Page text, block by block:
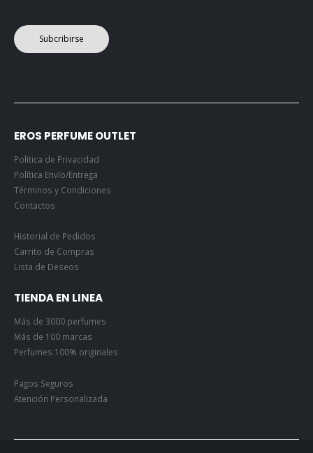
Subcribirse
EROS PERFUME OUTLET
Política de Privacidad
Política Envío/Entrega
Términos y Condiciones
Contactos
Historial de Pedidos
Carrito de Compras
Lista de Deseos
TIENDA EN LINEA
Más de 3000 perfumes
Más de 100 marcas
Perfumes 100% originales
Pagos Seguros
Atención Personalizada